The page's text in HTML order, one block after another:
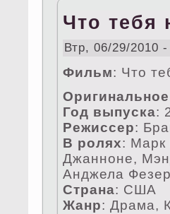
Что тебя
Втр, 06/29/2010
Фильм: Чтο
Год выпуска:
Режисceр:
В ролях:
Джанноне,
Анджела
Страна: США
Жанр: Драма,